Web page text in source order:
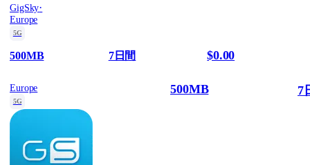
GigSky·
Europe
5G
500MB 7日間 $0.00
Europe
5G
500MB 7